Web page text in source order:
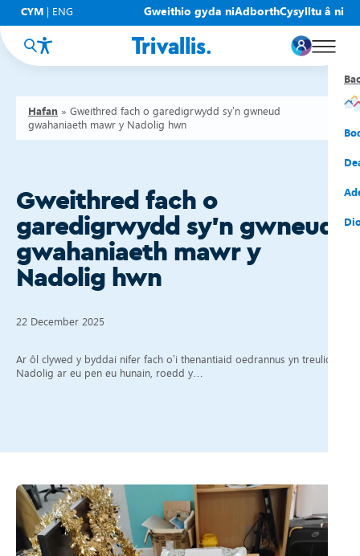
CYM ENG Gweithio gyda niAdborthCysylltu â ni
Hafan » Gweithred fach o garedigrwydd sy’n gwneud
gwahaniaeth mawr y Nadolig hwn
Gweithred fach o
garedigrwydd sy’n gwneud
gwahaniaeth mawr y
Nadolig hwn
22 December 2025
Ar ôl clywed y byddai nifer fach o’i thenantiaid oedrannus yn treulio’r
Nadolig ar eu pen eu hunain, roedd y…